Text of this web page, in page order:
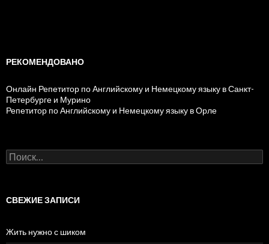
РЕКОМЕНДОВАНО
Онлайн Репетитор по Английскому и Немецкому языку в Санкт-
Петербурге и Мурино
Репетитор по Английскому и Немецкому языку в Орле
Н
а
и
СВЕЖИЕ ЗАПИСИ
Жить нужно с шиком